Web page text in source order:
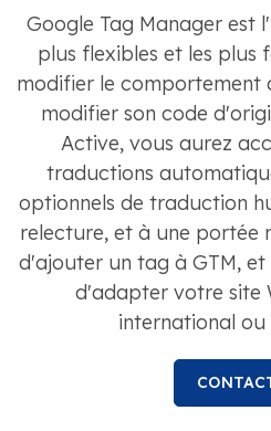
Google Tag Manager est
plus flexibles et les plus
modifier le comportement
modifier son code
Active, vous aurez
traductions
optionnels de traduction
relecture, et à une portée
d'ajouter un tag à GTM, et
d'adapter votre site
international ou